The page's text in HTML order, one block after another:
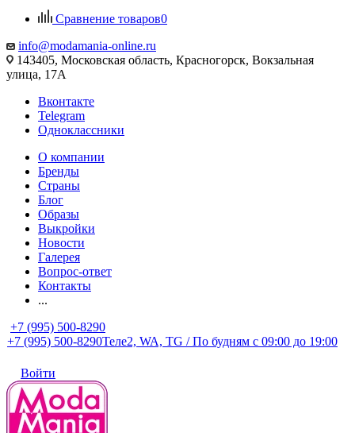
Сравнение товаров0
info@modamania-online.ru
143405, Московская область, Красногорск, Вокзальная
улица, 17А
Вконтакте
Telegram
Одноклассники
О компании
Бренды
Страны
Блог
Образы
Выкройки
Новости
Галерея
Вопрос-ответ
Контакты
...
+7 (995) 500-8290
+7 (995) 500-8290Теле2, WA, TG / По будням c 09:00 до 19:00
Войти